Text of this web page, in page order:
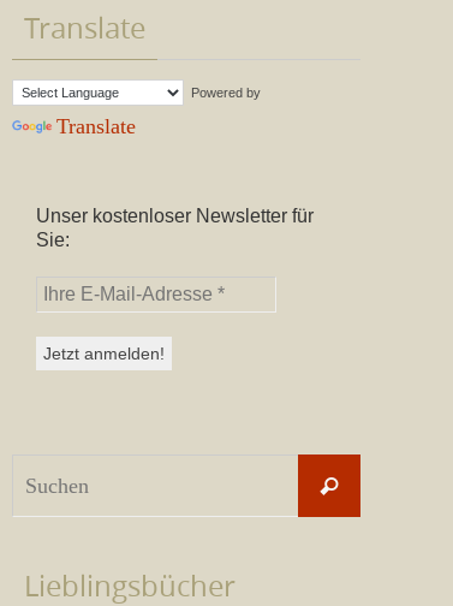
Translate
Powered by
Translate
Unser kostenloser Newsletter für
Sie:
Suchen
Lieblingsbücher